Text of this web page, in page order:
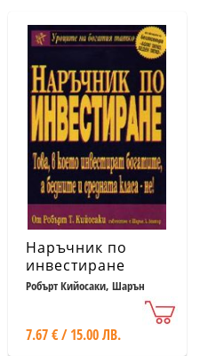
Наръчник по
инвестиране
Робърт Кийосаки, Шарън
7.67 € / 15.00 ЛВ.